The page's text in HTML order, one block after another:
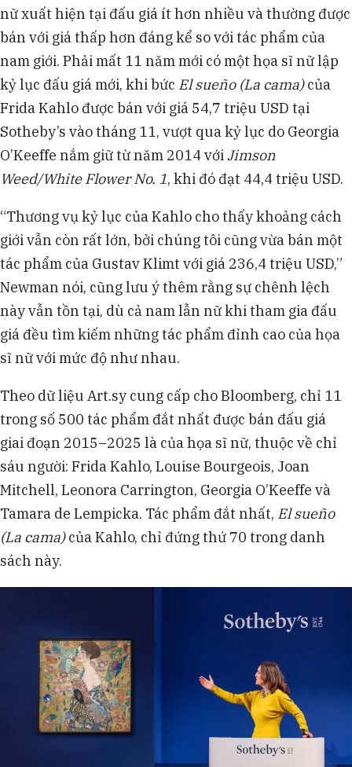
nữ xuất hiện tại đấu giá ít hơn nhiều và thường được
bán với giá thấp hơn đáng kể so với tác phẩm của
nam giới. Phải mất 11 năm mới có một họa sĩ nữ lập
kỷ lục đấu giá mới, khi bức El sueño (La cama)của
Frida Kahlo được bán với giá 54,7 triệu USD tại
Sotheby’s vào tháng 11, vượt qua kỷ lục do Georgia
O’Keeffe nắm giữ từ năm 2014 vớiJimson
Weed/White Flower No. 1, khi đó đạt 44,4 triệu USD.
“Thương vụ kỷ lục của Kahlo cho thấy khoảng cách
giới vẫn còn rất lớn, bởi chúng tôi cũng vừa bán một
tác phẩm của Gustav Klimt với giá 236,4 triệu USD,”
Newman nói, cũng lưu ý thêm rằng sự chênh lệch
này vẫn tồn tại, dù cả nam lẫn nữ khi tham gia đấu
giá đều tìm kiếm những tác phẩm đỉnh cao của họa
sĩ nữ với mức độ như nhau.
Theo dữ liệu Art.sy cung cấp cho Bloomberg, chỉ 11
trong số 500 tác phẩm đắt nhất được bán đấu giá
giai đoạn 2015–2025 là của họa sĩ nữ, thuộc về chỉ
sáu người: Frida Kahlo, Louise Bourgeois, Joan
Mitchell, Leonora Carrington, Georgia O’Keeffe và
Tamara de Lempicka. Tác phẩm đắt nhất, El sueño
(La cama)của Kahlo, chỉ đứng thứ 70 trong danh
sách này.